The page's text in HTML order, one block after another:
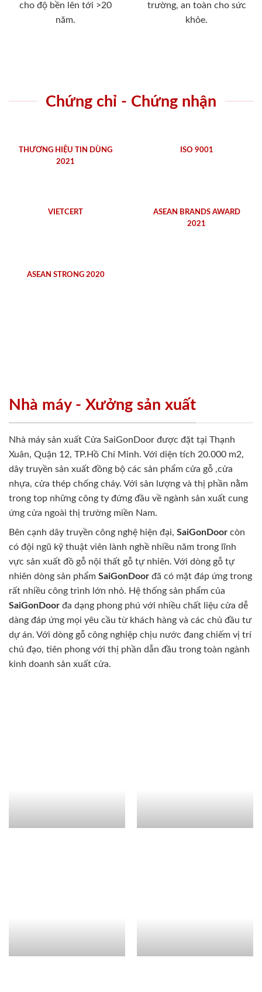
cho độ bền lên tới >20
năm.
trường, an toàn cho sức
khỏe.
Chứng chỉ - Chứng nhận
THƯƠNG HIỆU TIN DÙNG
2021
ISO 9001
VIETCERT
ASEAN BRANDS AWARD
2021
ASEAN STRONG 2020
Nhà máy - Xưởng sản xuất
Nhà máy sản xuất Cửa SaiGonDoor được đặt tại Thạnh
Xuân, Quận 12, TP.Hồ Chí Minh. Với diện tích 20.000 m2,
dây truyền sản xuất đồng bộ các sản phẩm cửa gỗ ,cửa
nhựa, cửa thép chống cháy. Với sản lượng và thị phần nằm
trong top những công ty đứng đầu về ngành sản xuất cung
ứng cửa ngoài thị trường miền Nam.
Bên cạnh dây truyền công nghệ hiện đại, SaiGonDoor còn
có đội ngũ kỹ thuật viên lành nghề nhiều năm trong lĩnh
vực sản xuất đồ gỗ nội thất gỗ tự nhiên. Với dòng gỗ tự
nhiên dòng sản phẩm SaiGonDoor đã có mặt đáp ứng trong
rất nhiều công trình lớn nhỏ. Hệ thống sản phẩm của
SaiGonDoor đa dạng phong phú với nhiều chất liệu cửa dễ
dàng đáp ứng mọi yêu cầu từ khách hàng và các chủ đầu tư
dự án. Với dòng gỗ công nghiệp chịu nước đang chiếm vị trí
chủ đạo, tiên phong với thị phần dẫn đầu trong toàn ngành
kinh doanh sản xuất cửa.